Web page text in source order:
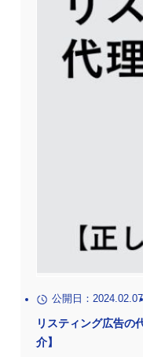
公開日：2024.02.07
リスティング広告の
介】